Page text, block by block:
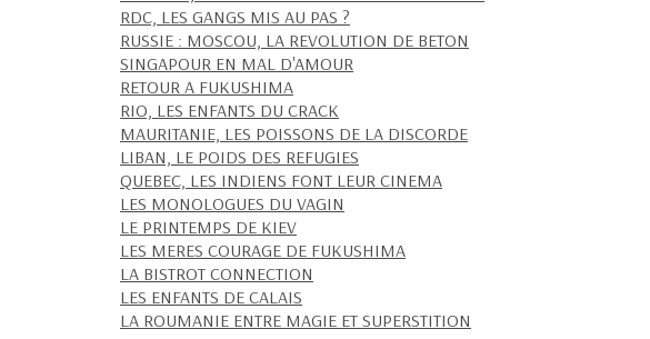
RDC, LES GANGS MIS AU PAS ?
RUSSIE : MOSCOU, LA REVOLUTION DE BETON
SINGAPOUR EN MAL D'AMOUR
RETOUR A FUKUSHIMA
RIO, LES ENFANTS DU CRACK
MAURITANIE, LES POISSONS DE LA DISCORDE
LIBAN, LE POIDS DES REFUGIES
QUEBEC, LES INDIENS FONT LEUR CINEMA
LES MONOLOGUES DU VAGIN
LE PRINTEMPS DE KIEV
LES MERES COURAGE DE FUKUSHIMA
LA BISTROT CONNECTION
LES ENFANTS DE CALAIS
LA ROUMANIE ENTRE MAGIE ET SUPERSTITION